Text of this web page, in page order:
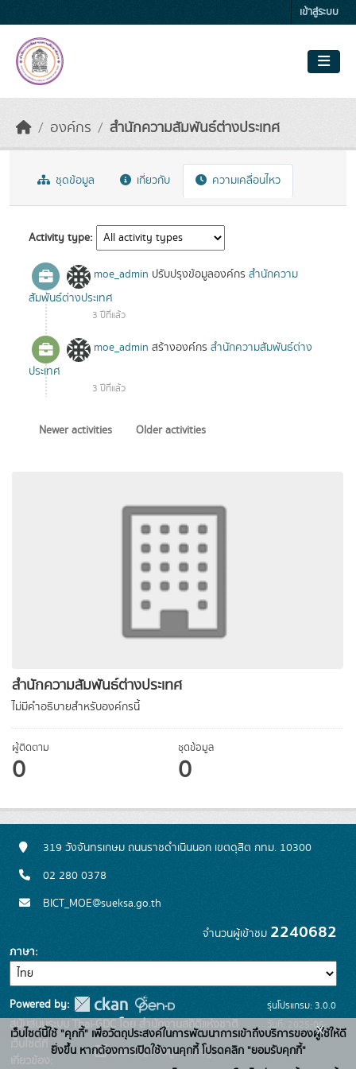
เข้าสู่ระบบ
องค์กร สำนักความสัมพันธ์ต่างประเทศ
สำนักความสัมพันธ์ต่างประเทศ
ไม่มีคำอธิบายสำหรับองค์กรนี้
ผู้ติดตาม
0
ชุดข้อมูล
0
ชุดข้อมูล เกี่ยวกับ ความเคลื่อนไหว
Activity type
moe_admin ปรับปรุงข้อมูลองค์กร สำนักความ
สัมพันธ์ต่างประเทศ
3 ปีที่แล้ว
moe_admin สร้างองค์กร สำนักความสัมพันธ์ต่าง
ประเทศ
3 ปีที่แล้ว
Newer activities Older activities
319 วังจันทรเกษม ถนนราชดำเนินนอก เขตดุสิต กทม. 10300
02 280 0378
BICT_MOE@sueksa.go.th
จำนวนผู้เข้าชม 2240682
ภาษา
Powered by:
สนับสนุนระบบ Thai-GDC โดย สำนักงานสถิติแห่งชาติ
เว็บไซต์ที่
เกี่ยวข้อง:
ระบบบัญชีข้อมูลภาครัฐ
รุ่นโปรแกรม: 3.0.0
วันที่: 2025-06-
26
เว็บไซต์นี้ใช้ "คุกกี้" เพื่อวัตถุประสงค์ในการพัฒนาการเข้าถึงบริการของผู้ใช้ให้ดี
ยิ่งขึ้น หากต้องการเปิดใช้งานคุกกี้ โปรดคลิก "ยอมรับคุกกี้"
x